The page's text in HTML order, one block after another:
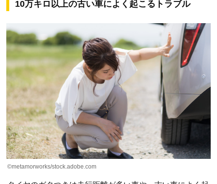
10万キロ以上の古い車によく起こるトラブル
©metamorworks/stock.adobe.com